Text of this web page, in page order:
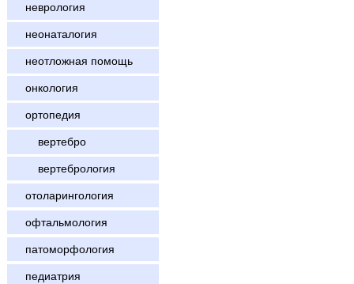
неврология
неонаталогия
неотложная помощь
онкология
ортопедия
вертебро
вертебрология
отоларингология
офтальмология
патоморфология
педиатрия